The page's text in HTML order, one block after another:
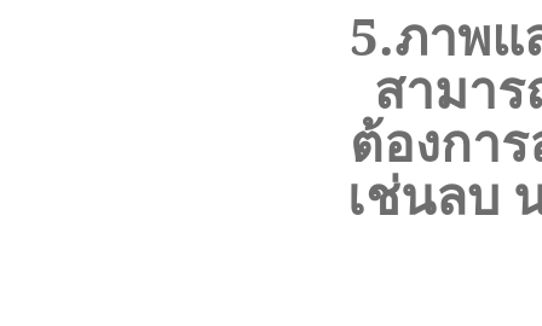
5.ภาพแ
สามาร
ต้องกา
เช่นลบ